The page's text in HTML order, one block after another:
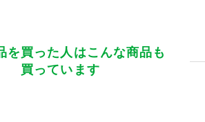
を買った人はこんな商品も
買っています